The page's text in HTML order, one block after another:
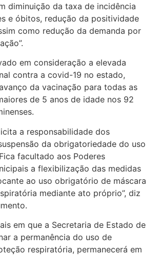
diminuição da taxa de incidência
e óbitos, redução da positividade
como redução da demanda por
em consideração a elevada
contra a covid-19 no estado,
da vacinação para todas as
de 5 anos de idade nos 92
a responsabilidade dos
da obrigatoriedade do uso
facultado aos Poderes
a flexibilização das medidas
ao uso obrigatório de máscara
mediante ato próprio”, diz
em que a Secretaria de Estado de
a permanência do uso de
respiratória, permanecerá em